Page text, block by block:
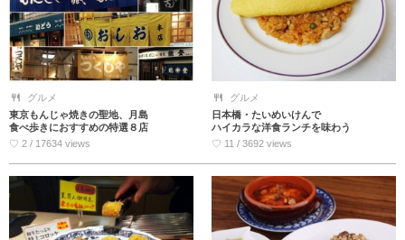
グルメ
東京もんじゃ焼きの聖地、月島
食べ歩きにおすすめの特選８店
♡ 2 / 17634 views
グルメ
日本橋・たいめいけんで
ハイカラな洋食ランチを味わう
♡ 11 / 3692 views